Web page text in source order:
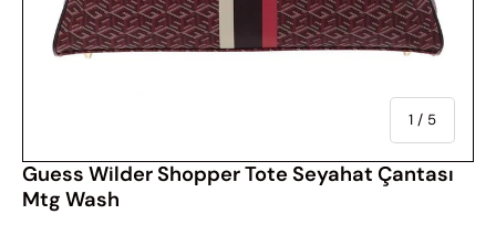
1 / Of
5
Guess Wilder Shopper Tote Seyahat Çantası
Mtg Wash